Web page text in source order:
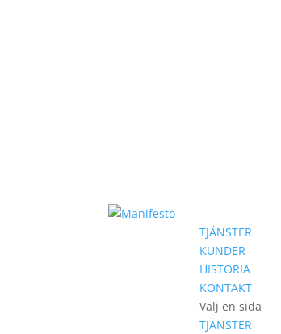
TJÄNSTER
KUNDER
HISTORIA
KONTAKT
Välj en sida
TJÄNSTER